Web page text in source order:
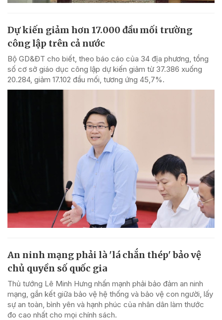
Dự kiến giảm hơn 17.000 đầu mối trường
công lập trên cả nước
Bộ GD&ĐT cho biết, theo báo cáo của 34 địa phương, tổng
số cơ sở giáo dục công lập dự kiến giảm từ 37.386 xuống
20.284, giảm 17.102 đầu mối, tương ứng 45,7%.
An ninh mạng phải là 'lá chắn thép' bảo vệ
chủ quyền số quốc gia
Thủ tướng Lê Minh Hưng nhấn mạnh phải bảo đảm an ninh
mạng, gắn kết giữa bảo vệ hệ thống và bảo vệ con người, lấy
sự an toàn, bình yên và hạnh phúc của nhân dân làm thước
đo cao nhất cho mọi chính sách.